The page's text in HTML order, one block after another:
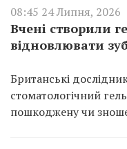
08:45 24 Липня, 2026
Вчені створили
відновлювати
Британські
стоматологічний
пошкоджену чи